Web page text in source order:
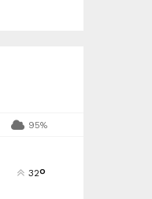
95%
32°